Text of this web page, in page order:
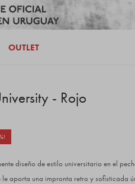
OUTLET
- Rojo
diseño de estilo universitario en el
aporta una impronta retro y sofisticada